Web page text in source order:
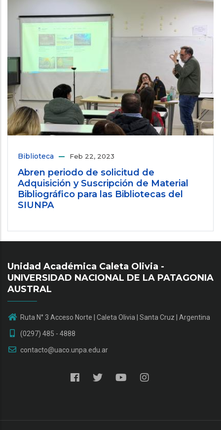
Biblioteca Feb 22, 2023
Abren periodo de solicitud de
Adquisición y Suscripción de Material
Bibliográfico para las Bibliotecas del
SIUNPA
Unidad Académica Caleta Olivia -
UNIVERSIDAD NACIONAL DE LA PATAGONIA
AUSTRAL
Ruta N° 3 Acceso Norte | Caleta Olivia | Santa Cruz | Argentina
(0297) 485 - 4888
contacto@uaco.unpa.edu.ar